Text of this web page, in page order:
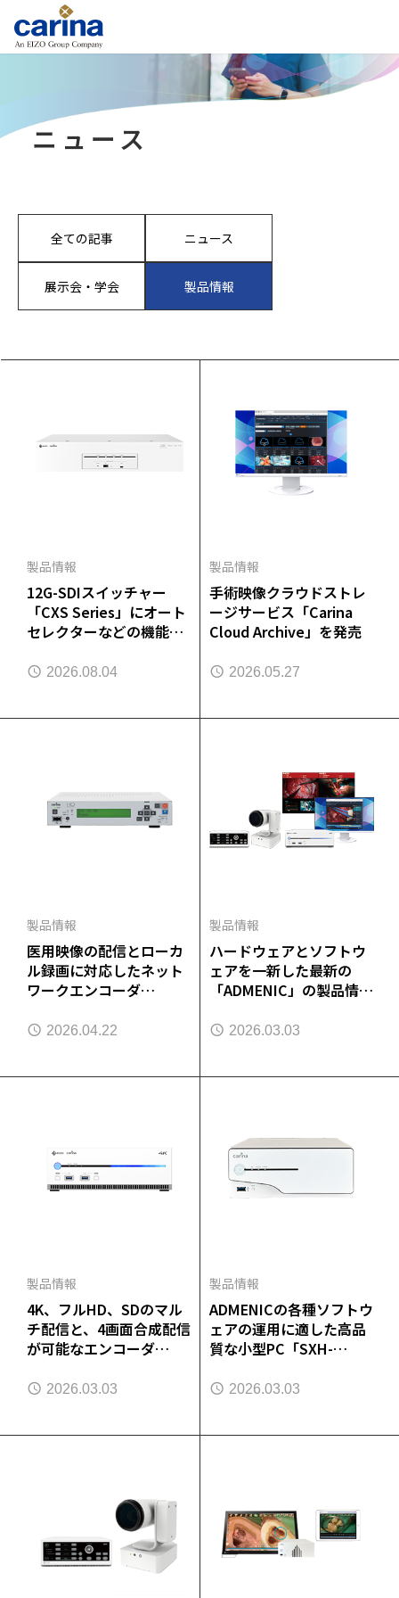
ニュース
全ての記事 ニュース
展示会・学会 製品情報
製品情報
12G-SDIスイッチャー
「CXS Series」にオート
セレクターなどの機能を
2026.08.04
製品情報
手術映像クラウドストレ
ージサービス「Carina
Cloud Archive」を発売
2026.05.27
製品情報
医用映像の配信とローカ
ル録画に対応したネット
ワークエンコーダ
発売2026.04.22
製品情報
ハードウェアとソフトウ
ェアを一新した最新の
「ADMENIC」の製品情報
2026.03.03
製品情報
4K、フルHD、SDのマル
チ配信と、4画面合成配信
が可能なエンコーダ
発売2026.03.03
製品情報
ADMENICの各種ソフトウ
ェアの運用に適した高品
質な小型PC「SXH-
2026.03.03